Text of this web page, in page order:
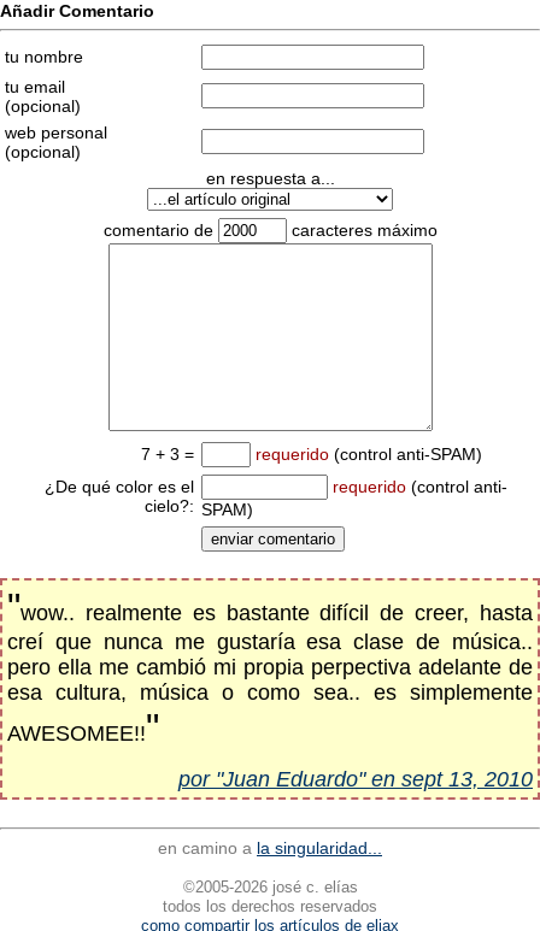
Añadir Comentario
tu nombre
tu email
(opcional)
web personal
(opcional)
en respuesta a...
comentario de caracteres máximo
7 + 3 = requerido (control anti-SPAM)
¿De qué color es el
cielo?:
requerido (control anti-
SPAM)
"wow.. realmente es bastante difícil de creer, hasta
creí que nunca me gustaría esa clase de música..
pero ella me cambió mi propia perpectiva adelante de
esa cultura, música o como sea.. es simplemente
AWESOMEE!!"
por "Juan Eduardo" en sept 13, 2010
en camino a la singularidad...
©2005-2026 josé c. elías
todos los derechos reservados
como compartir los artículos de eliax